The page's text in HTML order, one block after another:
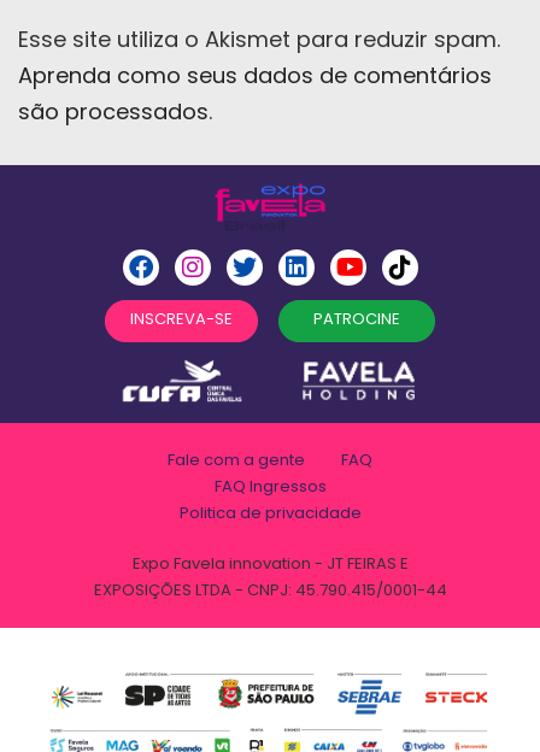
Esse site utiliza o Akismet para reduzir spam.
Aprenda como seus dados de comentários
são processados.
INSCREVA-SE PATROCINE
Fale com a gente
FAQ
FAQ Ingressos
Politica de privacidade
Expo Favela innovation - JT FEIRAS E
EXPOSIÇÕES LTDA - CNPJ: 45.790.415/0001-44